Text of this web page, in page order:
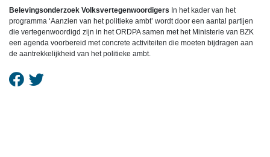
Belevingsonderzoek Volksvertegenwoordigers In het kader van het
programma ‘Aanzien van het politieke ambt’ wordt door een aantal partijen
die vertegenwoordigd zijn in het ORDPA samen met het Ministerie van BZK
een agenda voorbereid met concrete activiteiten die moeten bijdragen aan
de aantrekkelijkheid van het politieke ambt.